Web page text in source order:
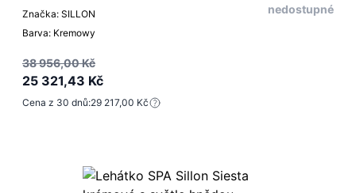
Značka: SILLON
Barva: Kremowy
nedostupné
38 956,00 Kč
25 321,43 Kč
Cena z 30 dnů:29 217,00 Kč